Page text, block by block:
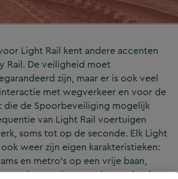
Light Rail kent andere accenten
Rail. De veiligheid moet
zijn, maar er is ook veel
met wegverkeer en voor de
de Spoorbeveiliging mogelijk
van Light Rail voertuigen
soms tot op de seconde. Elk Light
weer zijn eigen karakteristieken:
en metro’s op een vrije baan,
goederentreinen en uiteraard ook